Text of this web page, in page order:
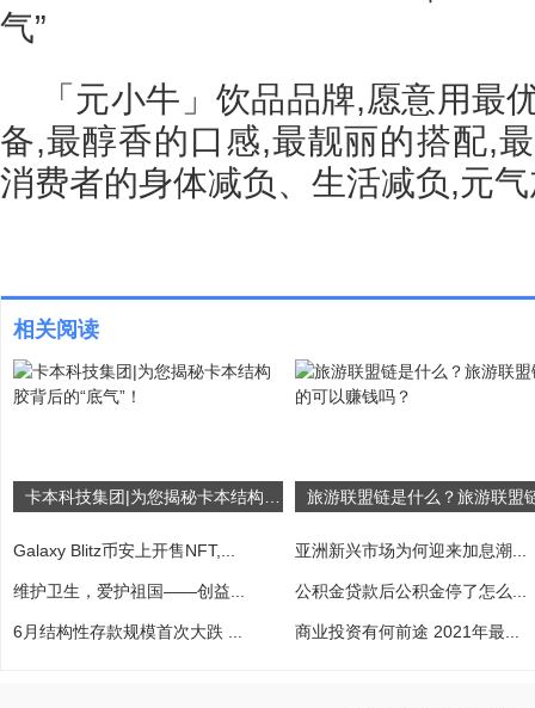
「元小牛」饮品品牌,愿意用最
备,最醇香的口感,最靓丽的搭配,
消费者的身体减负、生活减负,元
相关阅读
Galaxy Blitz币安上开售NFT,... 亚洲新兴市场为何迎来加息潮...
维护卫生，爱护祖国——创益... 公积金贷款后公积金停了怎么...
6月结构性存款规模首次大跌 ... 商业投资有何前途 2021年最...